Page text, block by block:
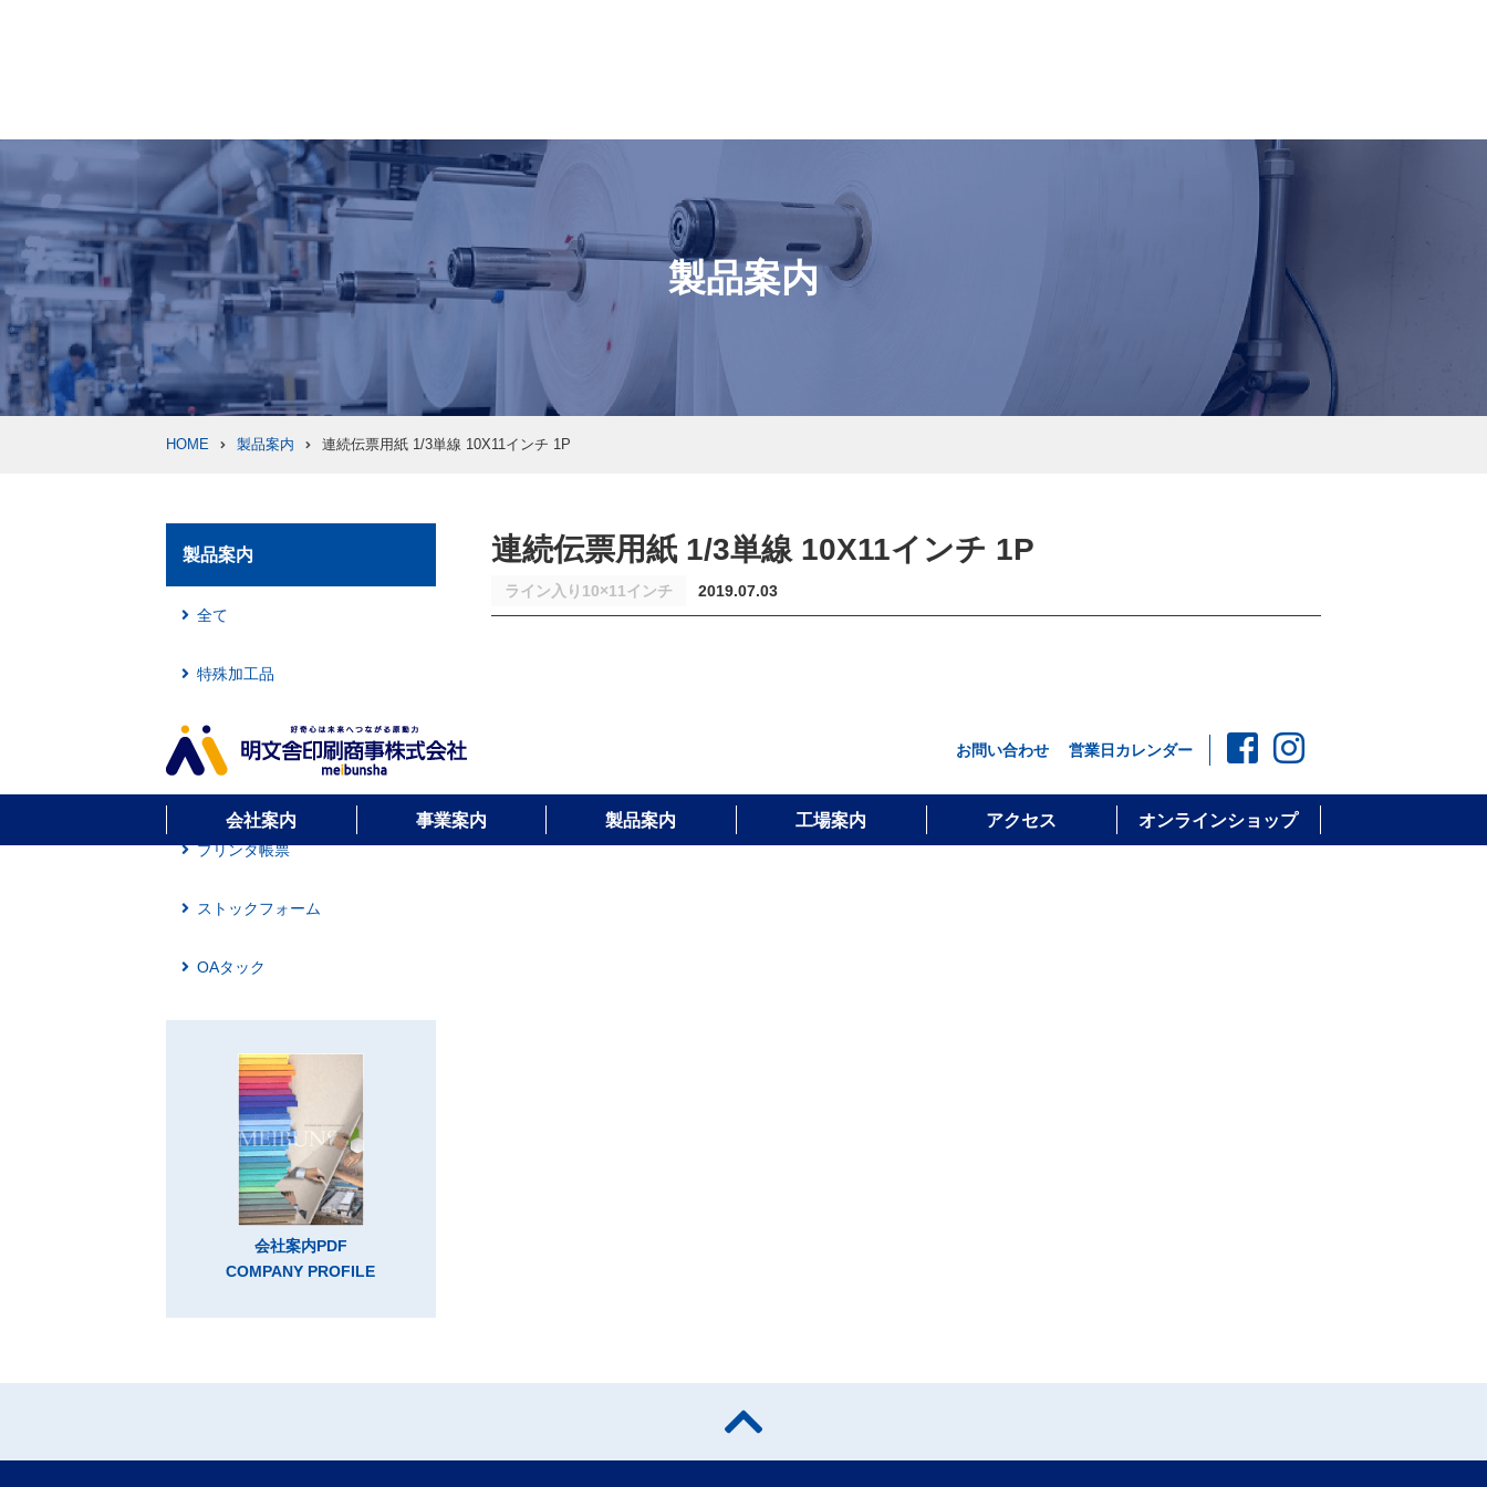
お問い合わせ 営業日カレンダー
会社案内 事業案内 製品案内 工場案内 アクセス オンラインショップ
製品案内
HOME 製品案内 連続伝票用紙 1/3単線 10X11インチ 1P
連続伝票用紙 1/3単線 10X11インチ 1P
ライン入り10×11インチ 2019.07.03
製品案内
全て
特殊加工品
薬袋
統一伝票
プリンタ帳票
ストックフォーム
OAタック
会社案内PDF
COMPANY PROFILE